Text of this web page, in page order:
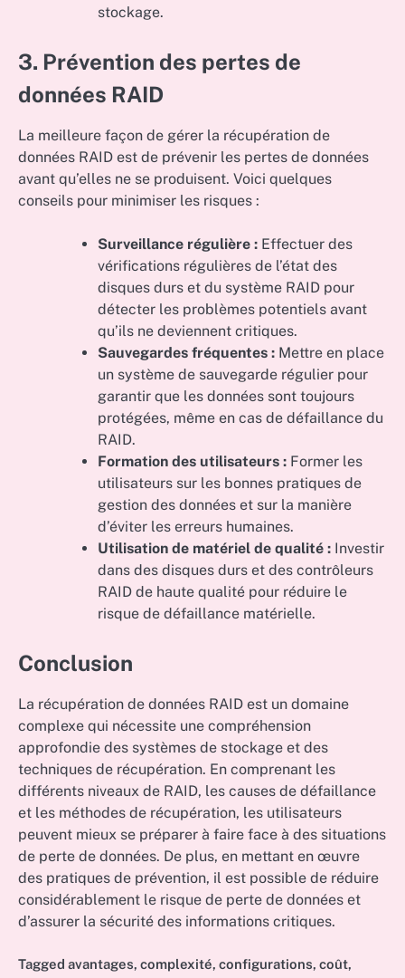
stockage.
3. Prévention des pertes de
données RAID
La meilleure façon de gérer la récupération de
données RAID est de prévenir les pertes de données
avant qu’elles ne se produisent. Voici quelques
conseils pour minimiser les risques :
Surveillance régulière : Effectuer des
vérifications régulières de l’état des
disques durs et du système RAID pour
détecter les problèmes potentiels avant
qu’ils ne deviennent critiques.
Sauvegardes fréquentes : Mettre en place
un système de sauvegarde régulier pour
garantir que les données sont toujours
protégées, même en cas de défaillance du
RAID.
Formation des utilisateurs : Former les
utilisateurs sur les bonnes pratiques de
gestion des données et sur la manière
d’éviter les erreurs humaines.
Utilisation de matériel de qualité : Investir
dans des disques durs et des contrôleurs
RAID de haute qualité pour réduire le
risque de défaillance matérielle.
Conclusion
La récupération de données RAID est un domaine
complexe qui nécessite une compréhension
approfondie des systèmes de stockage et des
techniques de récupération. En comprenant les
différents niveaux de RAID, les causes de défaillance
et les méthodes de récupération, les utilisateurs
peuvent mieux se préparer à faire face à des situations
de perte de données. De plus, en mettant en œuvre
des pratiques de prévention, il est possible de réduire
considérablement le risque de perte de données et
d’assurer la sécurité des informations critiques.
Tagged avantages, complexité, configurations, coût,